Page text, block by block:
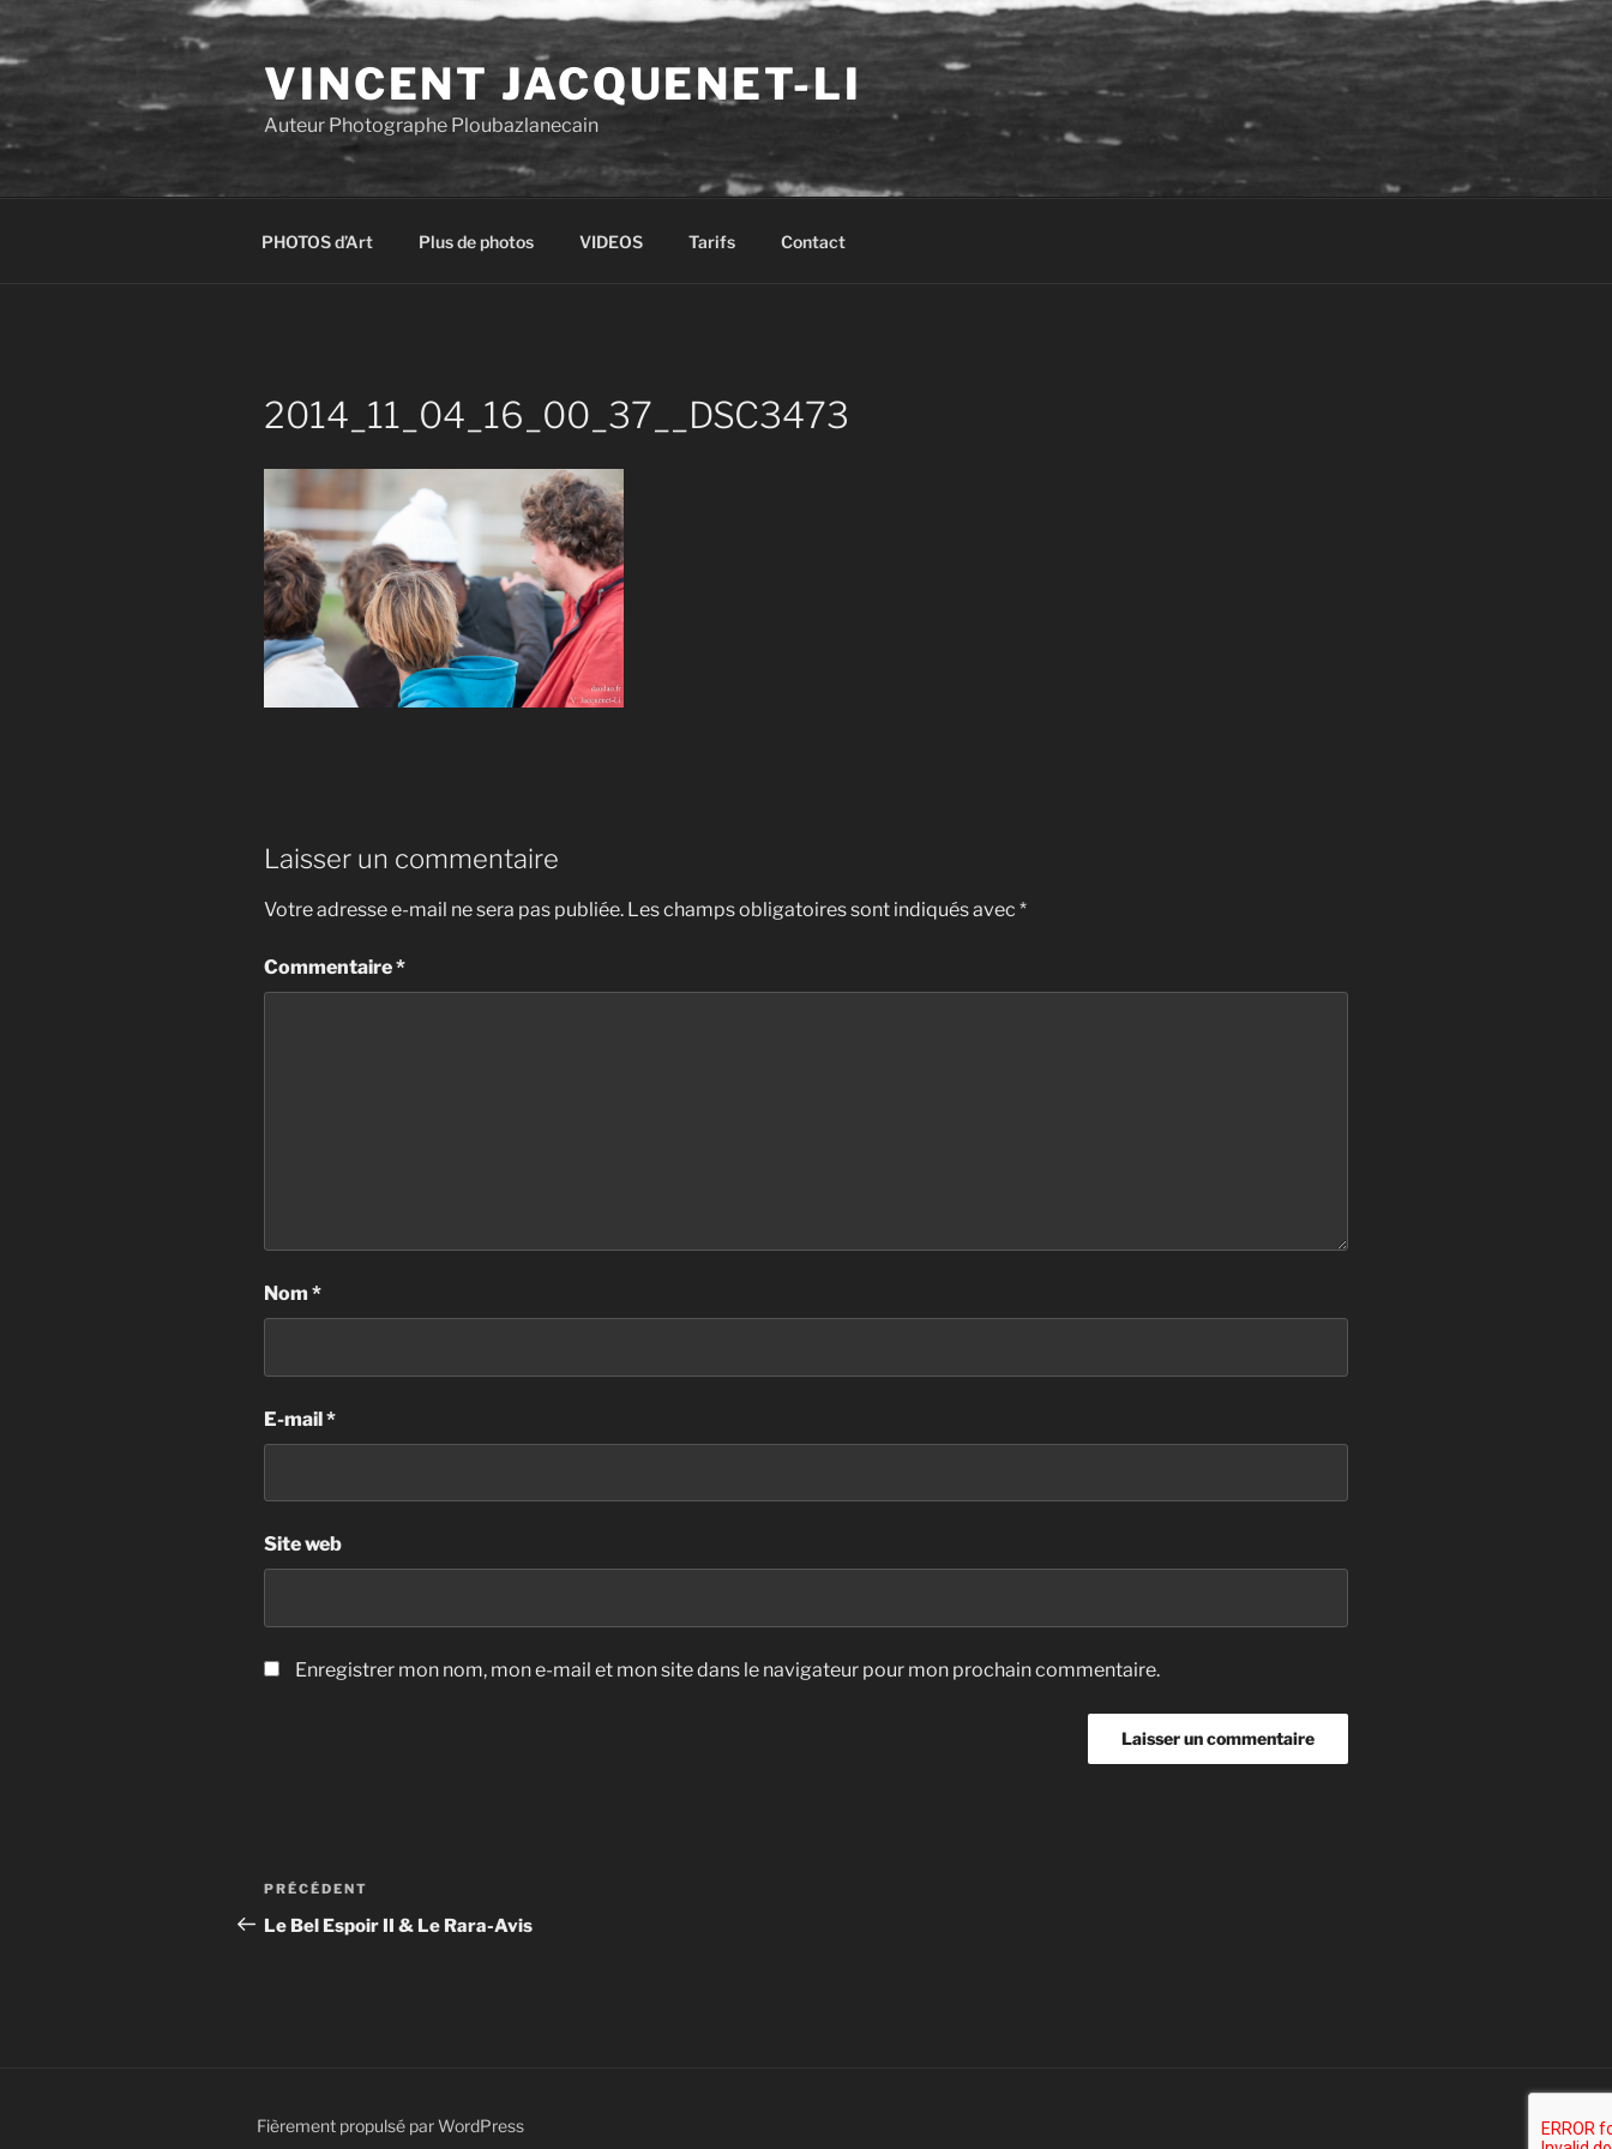
au
contenu
principal
VINCENT JACQUENET-LI
Auteur Photographe Ploubazlanecain
PHOTOS d’Art Plus de photos VIDEOS Tarifs Contact
2014_11_04_16_00_37__DSC3473
Laisser un commentaire
Votre adresse e-mail ne sera pas publiée. Les champs obligatoires sont indiqués avec *
Commentaire*
Nom *
E-mail*
Site web
Enregistrer mon nom, mon e-mail et mon site dans le navigateur pour mon prochain commentaire.
Navigation
de
Article
précédent
PRÉCÉDENT
Le Bel Espoir II & Le Rara-Avis
Fièrement propulsé par WordPress